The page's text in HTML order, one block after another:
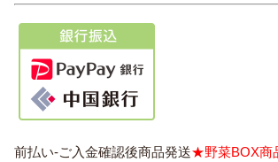
前払い-ご入金確認後商品発送★野菜BOX商